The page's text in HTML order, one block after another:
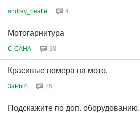
andrey_beatle 4
Мотогарнитура
C-CAHA 38
Красивые номера на мото.
3aPbl4 25
Подскажите по доп. оборудованию.